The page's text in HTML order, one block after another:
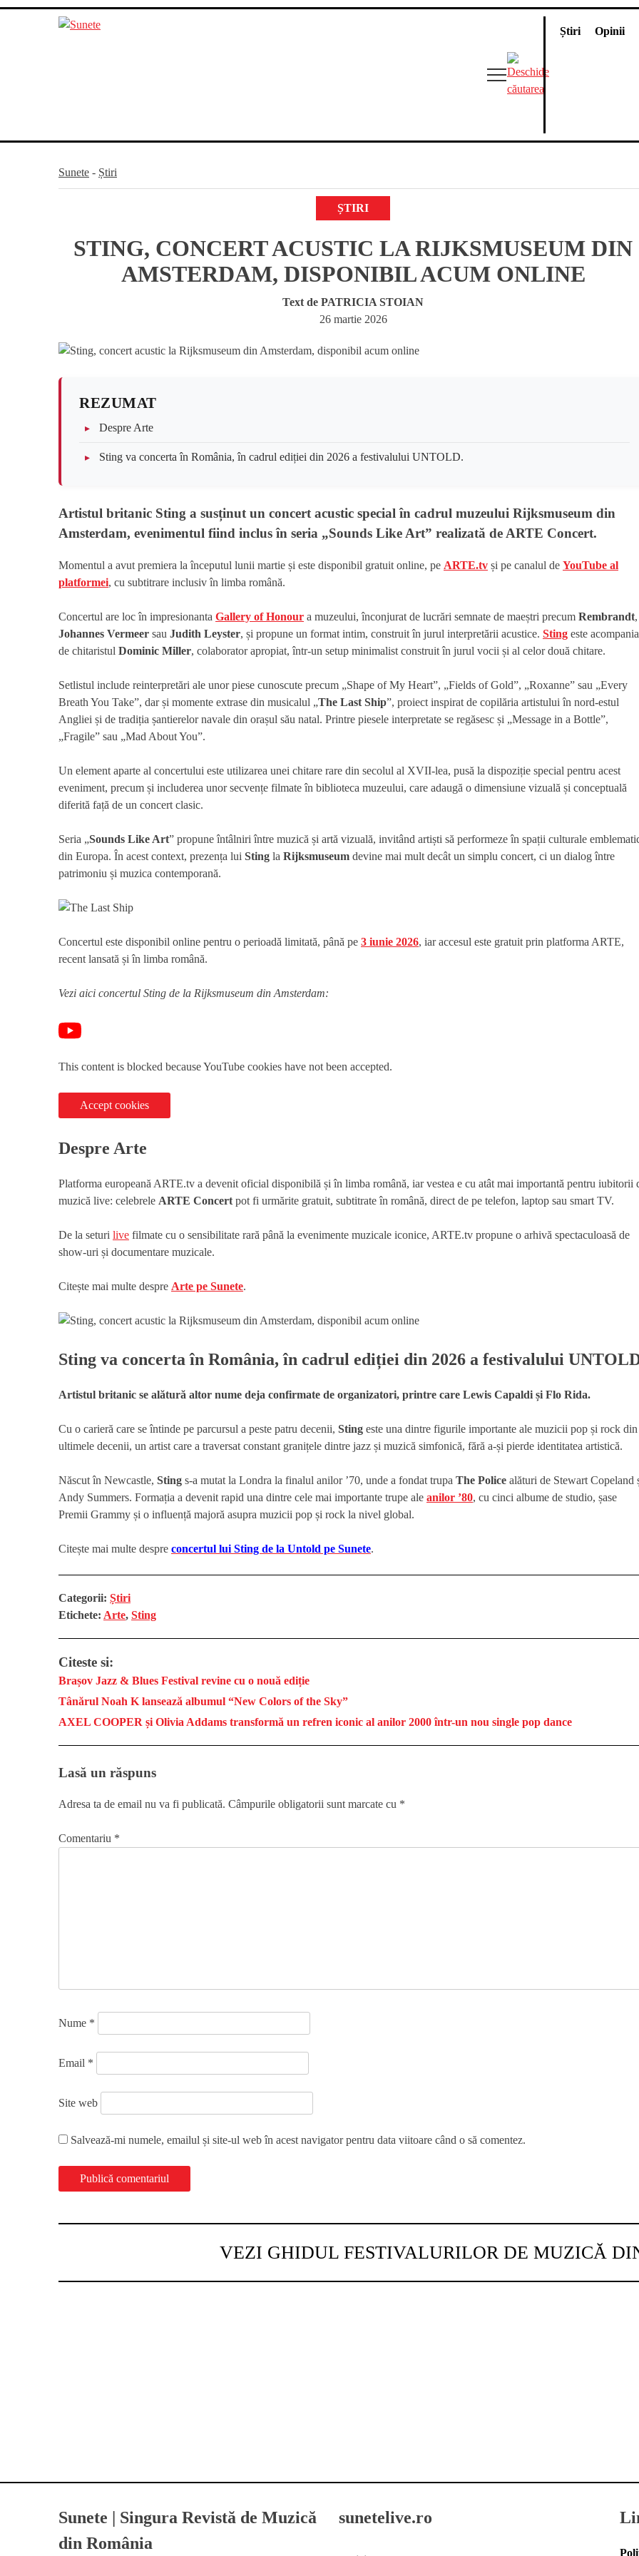
Știri Opinii
Sunete - Știri
ȘTIRI
STING, CONCERT ACUSTIC LA RIJKSMUSEUM DIN
AMSTERDAM, DISPONIBIL ACUM ONLINE
Text de PATRICIA STOIAN
26 martie 2026
REZUMAT
Despre Arte
Sting va concerta în România, în cadrul ediției din 2026 a festivalului UNTOLD.
Artistul britanic Sting a susținut un concert acustic special în cadrul muzeului Rijksmuseum din
Amsterdam, evenimentul fiind inclus în seria „Sounds Like Art” realizată deARTE Concert.
Momentul a avut premiera la începutul lunii martie și este disponibil gratuit online, pe ARTE.tv și pe canalul de YouTube al
platformei, cu subtitrare inclusiv în limba română.
Concertul are loc în impresionanta Gallery of Honour a muzeului, înconjurat de lucrări semnate de maeștri precum Rembrandt,
Johannes Vermeer sau Judith Leyster, și propune un format intim, construit în jurul interpretării acustice. Sting este
de chitaristul Dominic Miller, colaborator apropiat, într-un setup minimalist construit în jurul vocii și al celor două chitare.
Setlistul include reinterpretări ale unor piese cunoscute precum „Shape of My Heart”, „Fields of Gold”, „Roxanne” sau „Every
Breath You Take”, dar și momente extrase din musicalul „The Last Ship”, proiect inspirat de copilăria artistului în nord-estul
Angliei și de tradiția șantierelor navale din orașul său natal. Printre piesele interpretate se regăsesc și „Message in a Bottle”,
„Fragile” sau „Mad About You”.
Un element aparte al concertului este utilizarea unei chitare rare din secolul al XVII-lea, pusă la dispoziție special pentru acest
eveniment, precum și includerea unor secvențe filmate în biblioteca muzeului, care adaugă o dimensiune vizuală și conceptuală
diferită față de un concert clasic.
Seria „Sounds Like Art” propune întâlniri între muzică și artă vizuală, invitând artiști să performeze în spații culturale
din Europa. În acest context, prezența lui Sting la Rijksmuseum devine mai mult decât un simplu concert, ci un dialog între
patrimoniu și muzica contemporană.
Concertul este disponibil online pentru o perioadă limitată, până pe 3 iunie 2026, iar accesul este gratuit prin platforma ARTE,
recent lansată și în limba română.
Vezi aici concertul Sting de la Rijksmuseum din Amsterdam:
This content is blocked because YouTube cookies have not been accepted.
Accept cookies
Despre Arte
Platforma europeană ARTE.tv a devenit oficial disponibilă și în limba română, iar vestea e cu atât mai importantă pentru iubitorii
muzică live: celebrele ARTE Concert pot fi urmărite gratuit, subtitrate în română, direct de pe telefon, laptop sau smart TV.
De la seturi live filmate cu o sensibilitate rară până la evenimente muzicale iconice, ARTE.tv propune o arhivă spectaculoasă de
show-uri și documentare muzicale.
Citește mai multe despre Arte pe Sunete.
Sting va concerta în România, în cadrul ediției din 2026 a festivalului
Artistul britanic se alătură altor nume deja confirmate de organizatori, printre care Lewis Capaldi și Flo Rida.
Cu o carieră care se întinde pe parcursul a peste patru decenii, Sting este una dintre figurile importante ale muzicii pop și rock din
ultimele decenii, un artist care a traversat constant granițele dintre jazz și muzică simfonică, fără a-și pierde identitatea artistică.
Născut în Newcastle, Sting s-a mutat la Londra la finalul anilor ’70, unde a fondat trupa The Police alături de Stewart Copeland
Andy Summers. Formația a devenit rapid una dintre cele mai importante trupe ale anilor ’80, cu cinci albume de studio, șase
Premii Grammy și o influență majoră asupra muzicii pop și rock la nivel global.
Citește mai multe despre concertul lui Sting de la Untold pe Sunete.
Categorii: Știri
Etichete: Arte, Sting
Citeste si:
Brașov Jazz & Blues Festival revine cu o nouă ediție
Tânărul Noah K lansează albumul “New Colors of the Sky”
AXEL COOPER și Olivia Addams transformă un refren iconic al anilor 2000 într-un nou single pop dance
Lasă un răspuns
Adresa ta de email nu va fi publicată. Câmpurile obligatorii sunt marcate cu *
Comentariu *
Nume *
Email *
Site web
Salvează-mi numele, emailul și site-ul web în acest navigator pentru data viitoare când o să comentez.
VEZI GHIDUL FESTIVALURILOR DE MUZICĂ
Sunete | Singura Revistă de Muzică
din România
sunetelive.ro